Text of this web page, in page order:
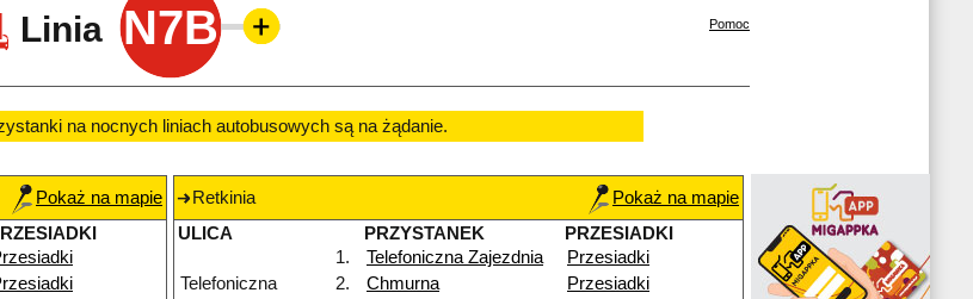
Linia N7B Pomoc
na nocnych liniach autobusowych są na żądanie.
Pokaż na mapie
Retkinia
Pokaż na mapie
ULICA
PRZYSTANEK
PRZESIADKI
1.
Telefoniczna Zajezdnia
Przesiadki
Telefoniczna
2. Chmurna
Przesiadki